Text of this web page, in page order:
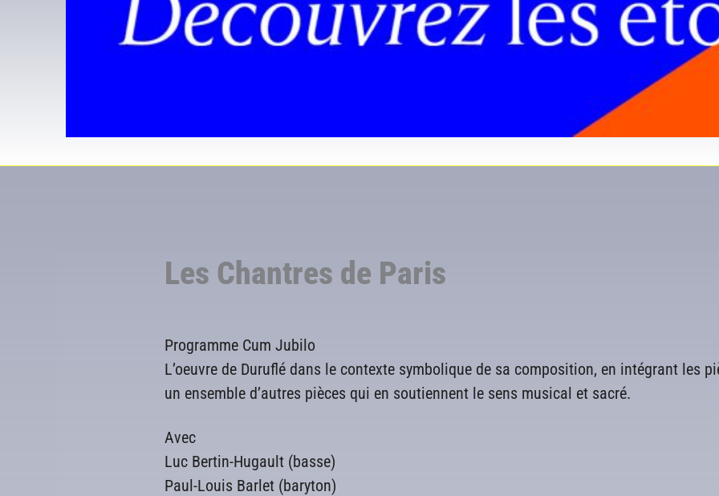
Les Chantres de Paris
Programme Cum Jubilo
L’oeuvre de Duruflé dans le contexte symbolique de sa composition, en intégrant les
un ensemble d’autres pièces qui en soutiennent le sens musical et sacré.
Avec
Luc Bertin-Hugault (basse)
Paul-Louis Barlet (baryton)